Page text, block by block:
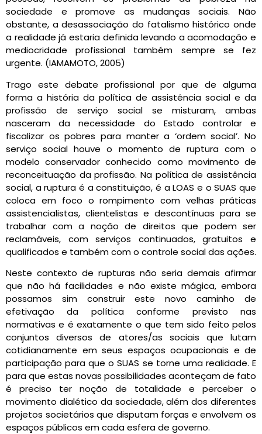
sociedade e promove as mudanças sociais. Não
obstante, a desassociação do fatalismo histórico onde
a realidade já estaria definida levando a acomodação e
mediocridade profissional também sempre se fez
urgente. (IAMAMOTO, 2005)
Trago este debate profissional por que de alguma
forma a história da política de assistência social e da
profissão de serviço social se misturam, ambas
nasceram da necessidade do Estado controlar e
fiscalizar os pobres para manter a ‘ordem social’. No
serviço social houve o momento de ruptura com o
modelo conservador conhecido como movimento de
reconceituação da profissão. Na política de assistência
social, a ruptura é a constituição, é a LOAS e o SUAS que
coloca em foco o rompimento com velhas práticas
assistencialistas, clientelistas e descontínuas para se
trabalhar com a noção de direitos que podem ser
reclamáveis, com serviços continuados, gratuitos e
qualificados e também com o controle social das ações.
Neste contexto de rupturas não seria demais afirmar
que não há facilidades e não existe mágica, embora
possamos sim construir este novo caminho de
efetivação da política conforme previsto nas
normativas e é exatamente o que tem sido feito pelos
conjuntos diversos de atores/as sociais que lutam
cotidianamente em seus espaços ocupacionais e de
participação para que o SUAS se torne uma realidade. E
para que estas novas possibilidades aconteçam de fato
é preciso ter noção de totalidade e perceber o
movimento dialético da sociedade, além dos diferentes
projetos societários que disputam forças e envolvem os
espaços públicos em cada esfera de governo.